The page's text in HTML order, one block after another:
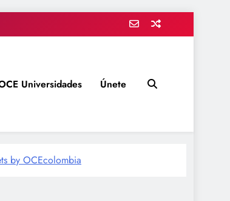
Universidades Únete
by OCEcolombia